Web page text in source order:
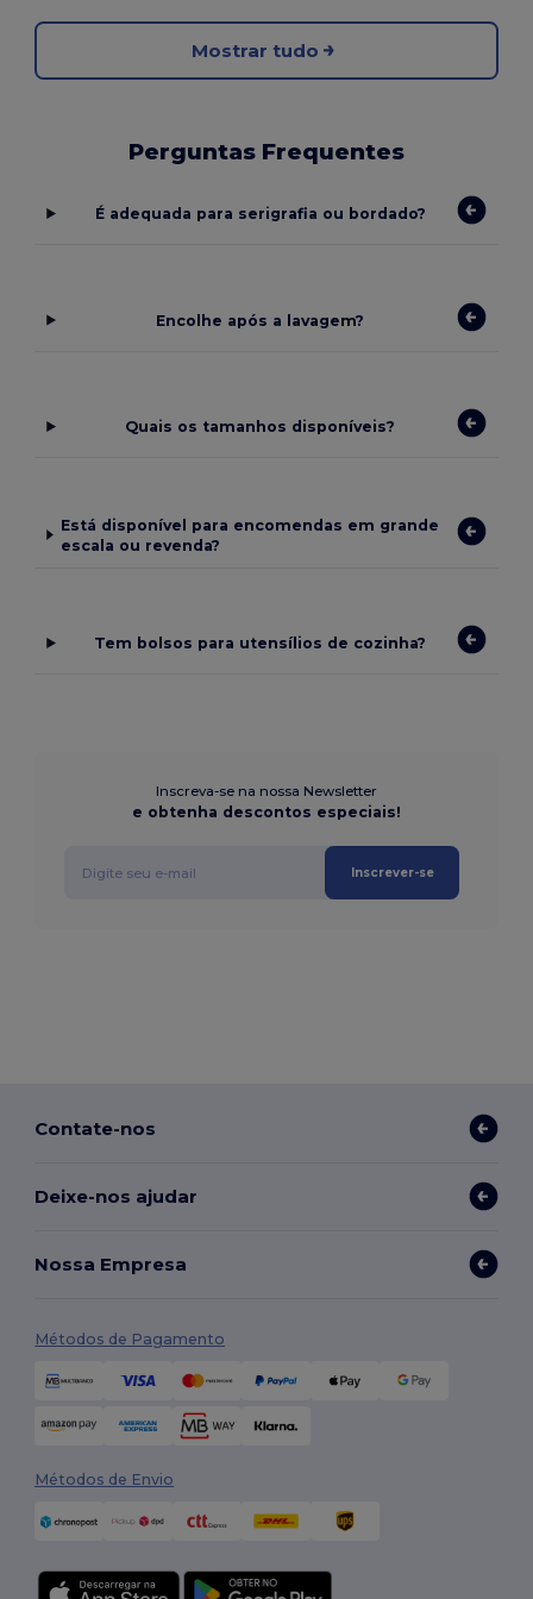
Mostrar tudo
Perguntas Frequentes
É adequada para serigrafia ou bordado?
Encolhe após a lavagem?
Quais os tamanhos disponíveis?
Está disponível para encomendas em grande
escala ou revenda?
Tem bolsos para utensílios de cozinha?
Inscreva-se na nossa Newsletter
e obtenha descontos especiais!
Inscrever-se
Contate-nos
Deixe-nos ajudar
Nossa Empresa
Métodos de Pagamento
Métodos de Envio